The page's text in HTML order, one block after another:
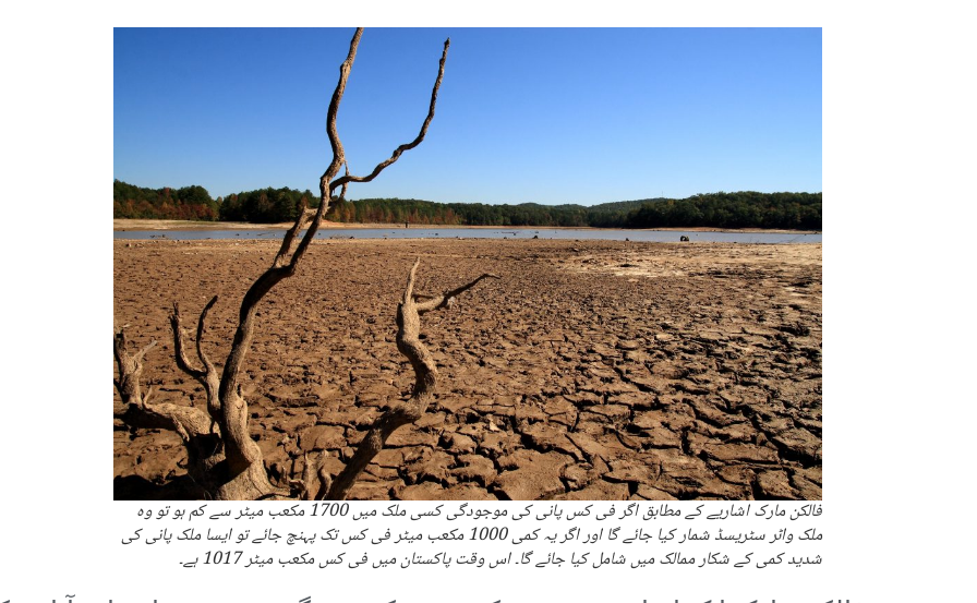
فالکن مارک اشاریے کے مطابق اگر فی کس پانی کی موجودگی کسی ملک میں 1700 مکعب میٹر سے کم ہو تو وہ
ملک واٹر سٹریسڈ شمار کیا جائے گا اور اگر یہ کمی 1000 مکعب میٹر فی کس تک پہنچ جائے تو ایسا ملک پانی کی
شدید کمی کے شکار ممالک میں شامل کیا جائے گا۔ اس وقت پاکستان میں فی کس مکعب میٹر 1017 ہے۔